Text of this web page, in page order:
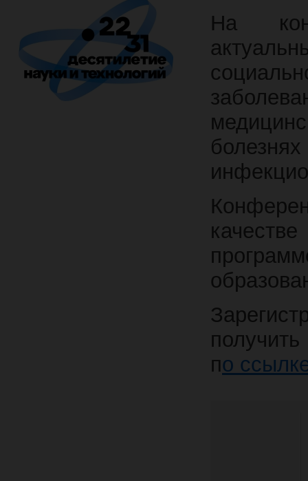
На
по